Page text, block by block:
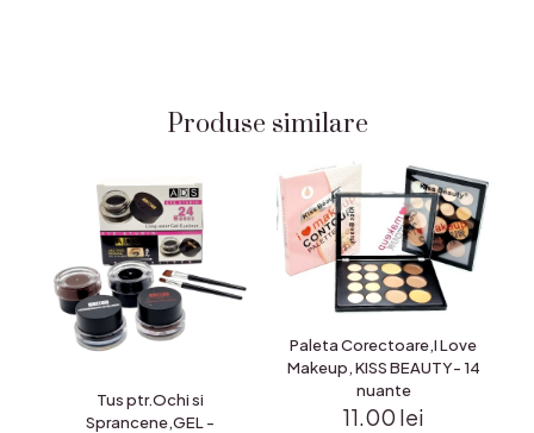
Produse similare
Tus ptr.Ochi si
Sprancene,GEL -
Paleta Corectoare,I Love
Makeup, KISS BEAUTY- 14
nuante
11.00 lei